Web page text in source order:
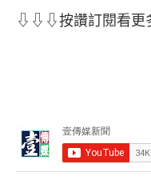
⇩⇩⇩按讚訂閱看